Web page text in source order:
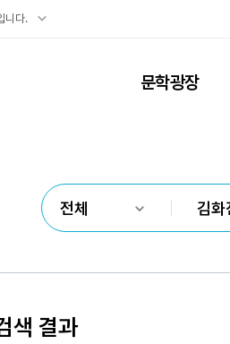
니다.
공식
문학광장
색 결과